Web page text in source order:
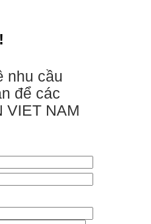
nhu cầu
để các
VIET NAM